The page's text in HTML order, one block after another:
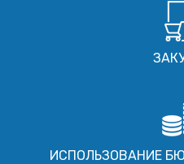
ИСПОЛЬЗОВАНИЕ